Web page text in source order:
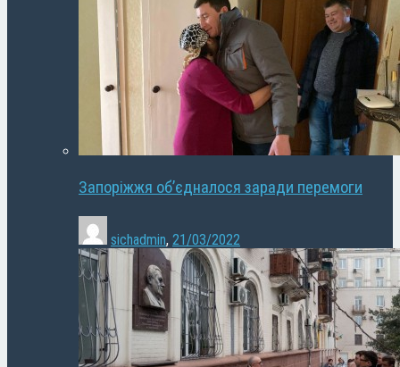
Запоріжжя об’єдналося заради перемоги
sichadmin, 21/03/2022